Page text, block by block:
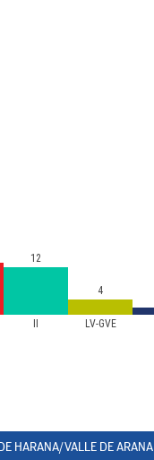
LV-GVE
12
4
HARANA/VALLE DE ARANA